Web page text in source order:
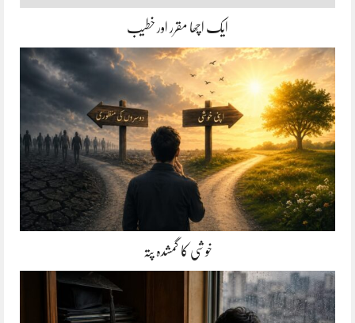
ایک اچھا مقرر اور خطیب
خوشی کا گمشدہ پتہ